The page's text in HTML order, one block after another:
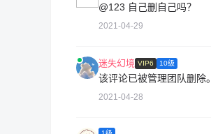
@123 自己删自己吗？
2021-04-29
迷失幻境 VIP6 10级
该评论已被管理团队删除。
2021-04-28